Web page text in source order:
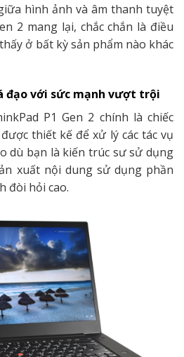
hình ảnh và âm thanh tuyệt
2 mang lại, chắc chắn là điều
ở bất kỳ sản phẩm nào khác
đạo với sức mạnh vượt trội
P1 Gen 2 chính là chiếc
thiết kế để xử lý các tác vụ
dù bạn là kiến trúc sư sử dụng
xuất nội dung sử dụng phần
đòi hỏi cao.